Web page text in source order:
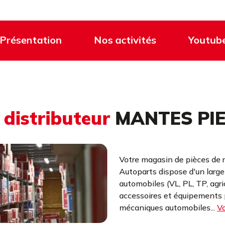
Présentation Nos activités
distributeur MANTES
Votre magasin de pièces
Autoparts dispose d'un
automobiles (VL, PL, TP,
accessoires et
mécaniques automobiles...